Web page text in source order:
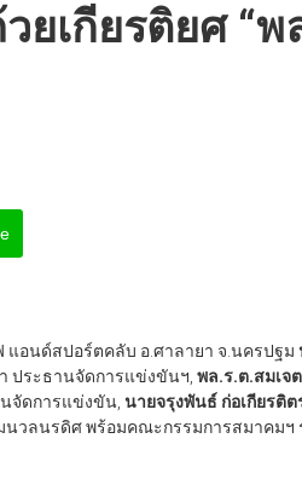
ยเกียรติยศ “
แอนด์สปอร์ตคลับ อ.ศาลายา จ.นครปฐม
ประธานจัดการแข่งขันฯ, พล.ร.ต.สมเจ
จัดการแข่งขัน, นายจรุงพันธ์ ก่อเกียรติต
วลนรดิศ พร้อมคณะกรรมการสมาคมฯ